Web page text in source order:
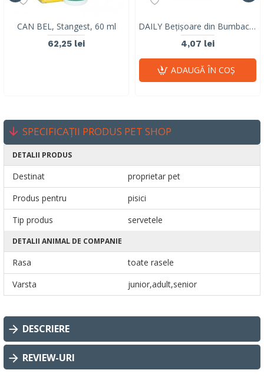
CAN BEL, Stangest, 60 ml
62,25 lei
DAILY Bețișoare din Bumbac pentru Animale 55 bucăți 60103399
4,07 lei
ADAUGĂ ÎN COŞ
SPECIFICAȚII PRODUS PET SHOP
DETALII PRODUS
Destinat
proprietar pet
Produs pentru
pisici
Tip produs
servetele
DETALII ANIMAL DE COMPANIE
Rasa
toate rasele
Varsta
junior,adult,senior
DESCRIERE
REVIEW-URI